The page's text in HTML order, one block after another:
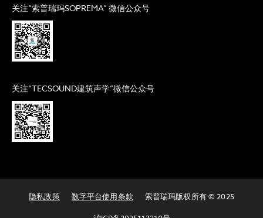
关注“索普瑞玛SOPREMA” 微信公众号
关注“TECSOUND建筑声学”微信公众号
隐私政策 数字平台使用条款 索普瑞玛版权所有 © 2025